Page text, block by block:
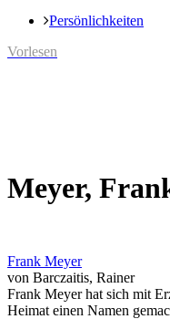
Persönlichkeiten
Vorlesen
Meyer,
Frank Meyer
von Barczaitis, Rainer
Frank Meyer hat sich mit
Heimat einen Namen